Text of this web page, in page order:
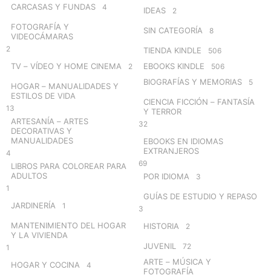
CARCASAS Y FUNDAS 4
FOTOGRAFÍA Y
VIDEOCÁMARAS
2
TV – VÍDEO Y HOME CINEMA 2
HOGAR – MANUALIDADES Y
ESTILOS DE VIDA
13
ARTESANÍA – ARTES
DECORATIVAS Y
MANUALIDADES
4
LIBROS PARA COLOREAR PARA
ADULTOS
1
JARDINERÍA 1
MANTENIMIENTO DEL HOGAR
Y LA VIVIENDA
1
HOGAR Y COCINA 4
IDEAS 2
SIN CATEGORÍA 8
TIENDA KINDLE 506
EBOOKS KINDLE 506
BIOGRAFÍAS Y MEMORIAS 5
CIENCIA FICCIÓN – FANTASÍA
Y TERROR
32
EBOOKS EN IDIOMAS
EXTRANJEROS
69
POR IDIOMA 3
GUÍAS DE ESTUDIO Y REPASO
3
HISTORIA 2
JUVENIL 72
ARTE – MÚSICA Y
FOTOGRAFÍA